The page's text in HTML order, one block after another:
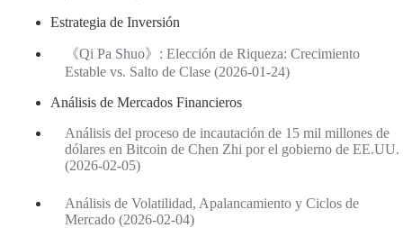
Estrategia de Inversión
《Qi Pa Shuo》: Elección de Riqueza: Crecimiento
Estable vs. Salto de Clase (2026-01-24)
Análisis de Mercados Financieros
Análisis del proceso de incautación de 15 mil millones de
dólares en Bitcoin de Chen Zhi por el gobierno de EE.UU.
(2026-02-05)
Análisis de Volatilidad, Apalancamiento y Ciclos de
Mercado (2026-02-04)